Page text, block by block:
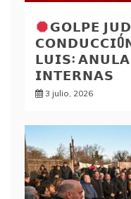
𝗚𝗢𝗟𝗣𝗘
𝗟𝗨𝗜𝗦:
𝗜𝗡𝗧𝗘𝗥𝗡𝗔𝗦
3 julio, 2026